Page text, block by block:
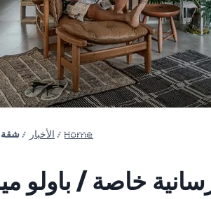
Home
/ الأخبار / شقة
خاصة / باولو